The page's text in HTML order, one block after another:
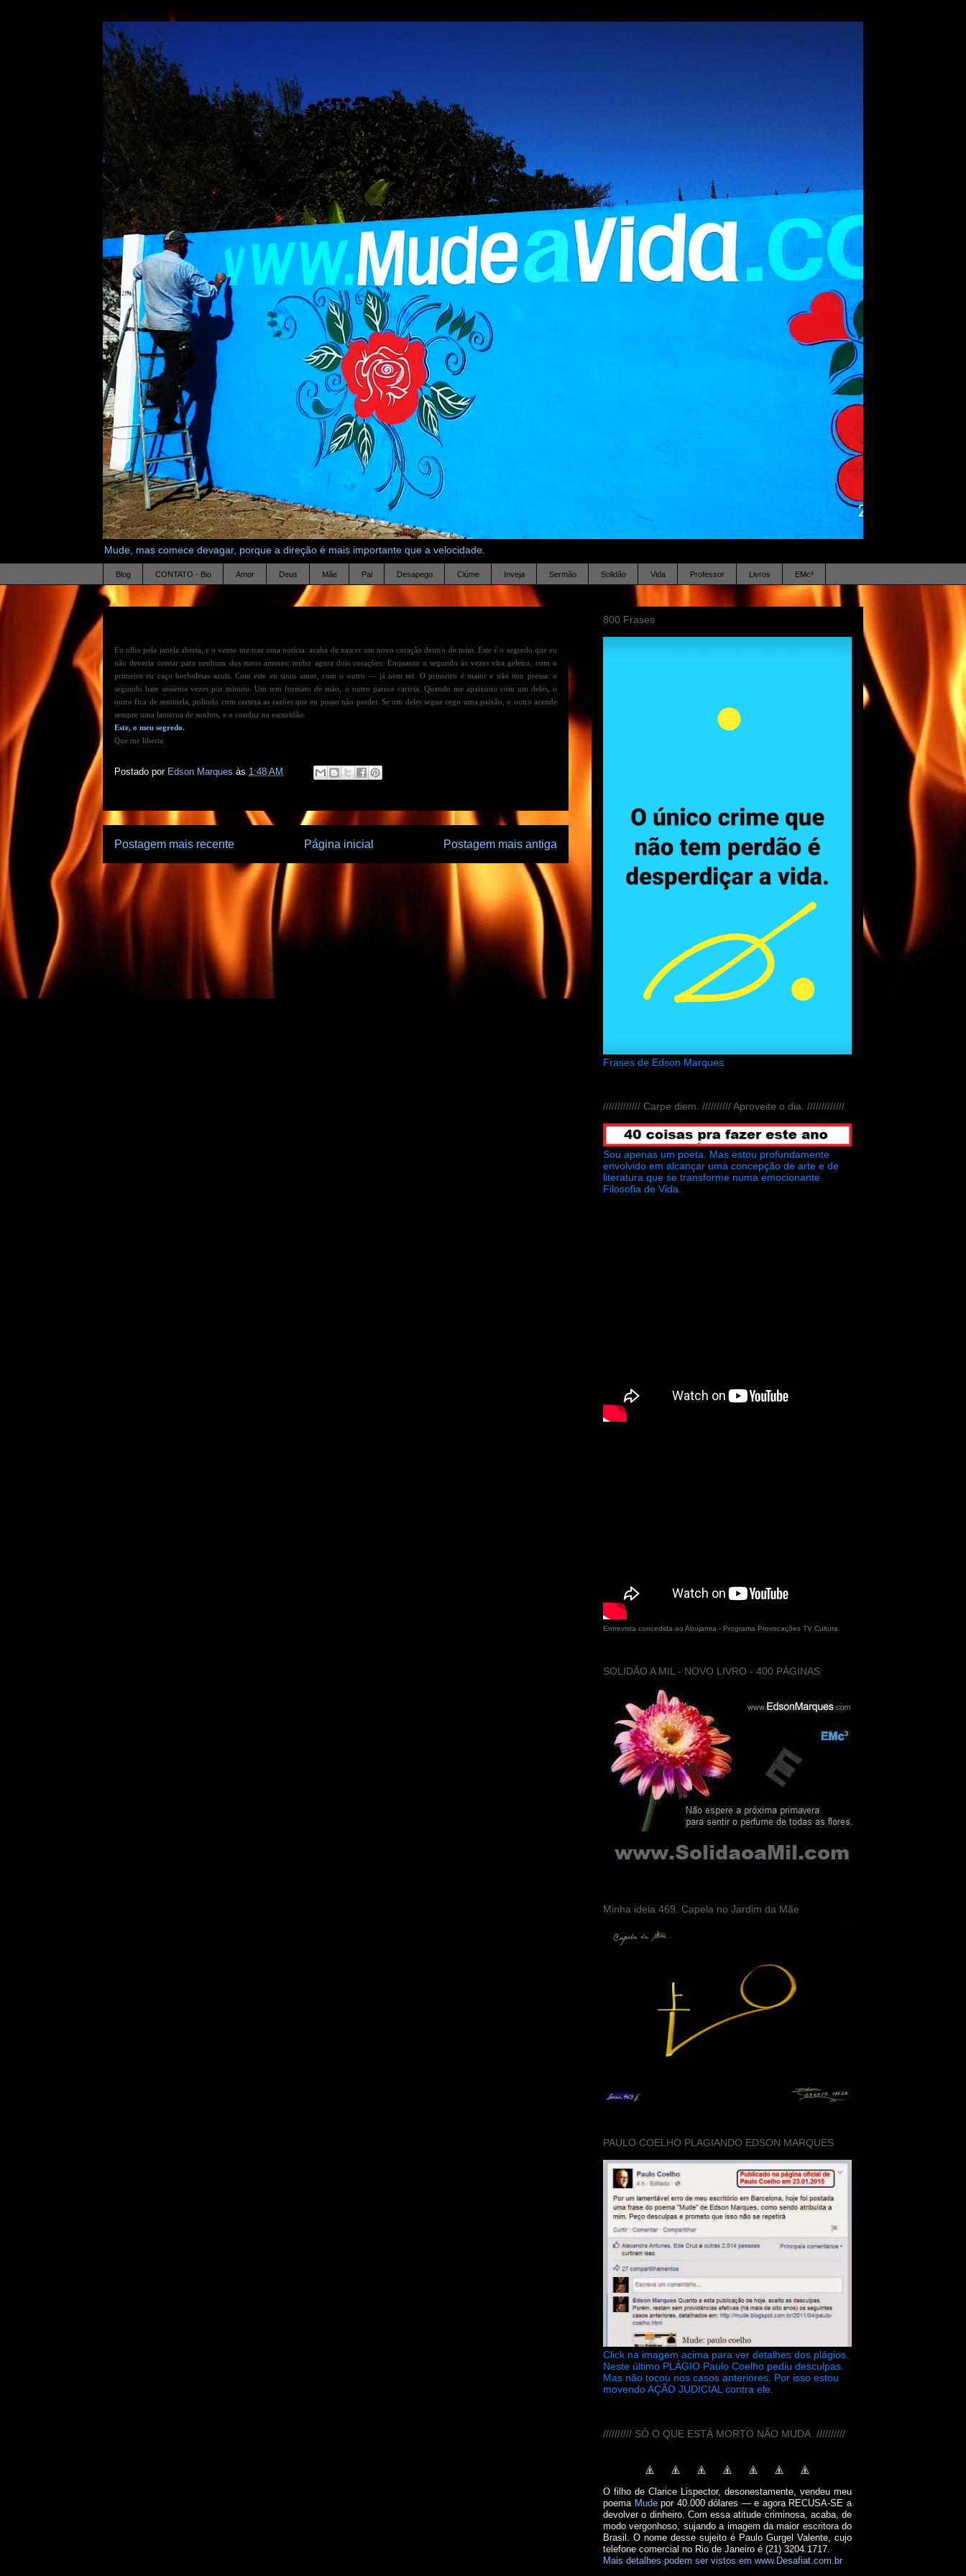
Mude, mas comece devagar, porque a direção é mais importante que a velocidade.
Blog CONTATO - Bio Amor Deus Mãe Pai Desapego Ciúme Inveja Sermão Solidão Vida Professor Livros EMc³
Eu olho pela janela aberta, e o vento me traz uma notícia: acaba de nascer um novo coração dentro de mim. Este é o segredo que eu
não deveria contar para nenhum dos meus amores: tenho agora dois corações: Enquanto o segundo às vezes vira geleira, com o
primeiro eu caço borboletas azuis. Com este eu sinto amor, com o outro — já nem sei. O primeiro é maior e não tem pressa: o
segundo bate sessenta vezes por minuto. Um tem formato de mão, o outro parece carícia. Quando me apaixono com um deles, o
outro fica de sentinela, polindo com certeza as razões que eu posso não perder. Se um deles segue cego uma paixão, o outro acende
sempre uma lanterna de sonhos, e o conduz na escuridão.
Este, o meu segredo.
Que me liberta.
Postado por Edson Marques às 1:48 AM
Postagem mais recente Postagem mais antiga
Página inicial
800 Frases
Frases de Edson Marques
///////////// Carpe diem. ////////// Aproveite o dia. /////////////
Sou apenas um poeta. Mas estou profundamente
envolvido em alcançar uma concepção de arte e de
literatura que se transforme numa emocionante
Filosofia de Vida.
Entrevista concedida ao Abujamra - Programa Provocações TV Cultura
SOLIDÃO A MIL - NOVO LIVRO - 400 PÁGINAS
Minha ideia 469. Capela no Jardim da Mãe
PAULO COELHO PLAGIANDO EDSON MARQUES
Click na imagem acima para ver detalhes dos plágios.
Neste último PLÁGIO Paulo Coelho pediu desculpas.
Mas não tocou nos casos anteriores. Por isso estou
movendo AÇÃO JUDICIAL contra ele.
////////// SÓ O QUE ESTÁ MORTO NÃO MUDA. //////////
O filho de Clarice Lispector, desonestamente, vendeu meu
poema Mudepor 40.000 dólares — e agora RECUSA-SE a
devolver o dinheiro. Com essa atitude criminosa, acaba, de
modo vergonhoso, sujando a imagem da maior escritora do
Brasil. O nome desse sujeito é Paulo Gurgel Valente, cujo
telefone comercial no Rio de Janeiro é (21) 3204.1717.
Mais detalhes podem ser vistos em www.Desafiat.com.br